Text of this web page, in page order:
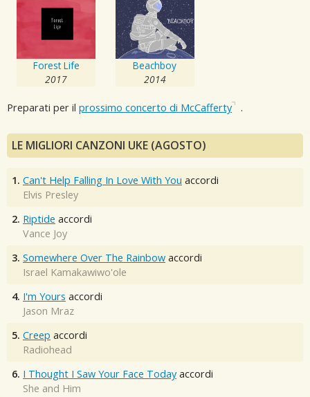
Forest Life
2017
Beachboy
2014
Preparati per il prossimo concerto di McCafferty .
LE MIGLIORI CANZONI UKE (AGOSTO)
1. Can't Help Falling In Love With You accordi
Elvis Presley
2. Riptide accordi
Vance Joy
3. Somewhere Over The Rainbow accordi
Israel Kamakawiwo'ole
4. I'm Yours accordi
Jason Mraz
5. Creep accordi
Radiohead
6. I Thought I Saw Your Face Today accordi
She and Him